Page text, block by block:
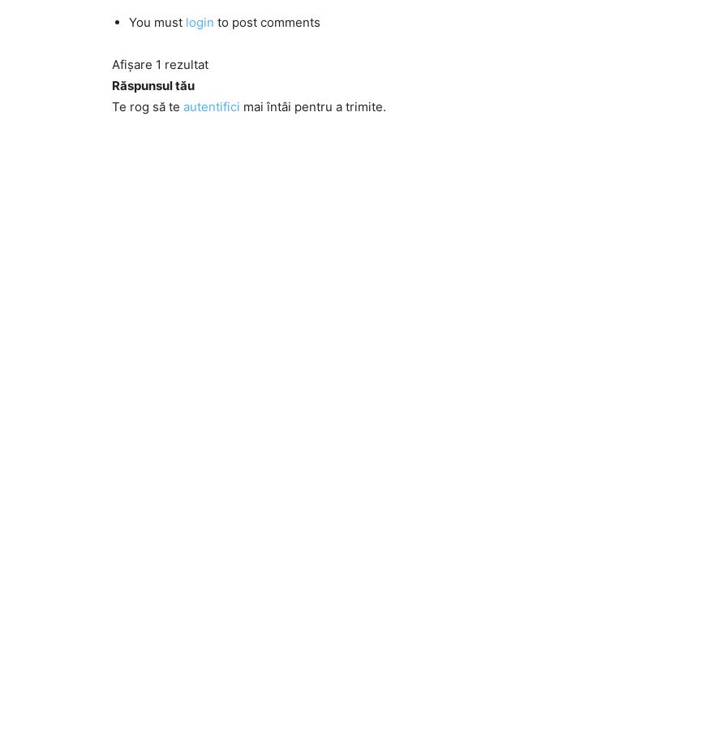
You must login to post comments
Afișare 1 rezultat
Răspunsul tău
Te rog să te autentifici mai întâi pentru a trimite.